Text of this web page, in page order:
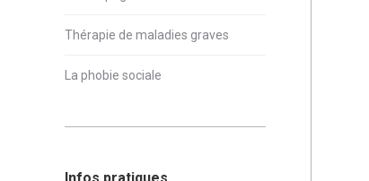
Thérapie de maladies graves
La phobie sociale